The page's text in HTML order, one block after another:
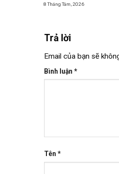
8 Tháng Tám, 2026
Trả lời
Email của bạn sẽ
Bình luận *
Tên *